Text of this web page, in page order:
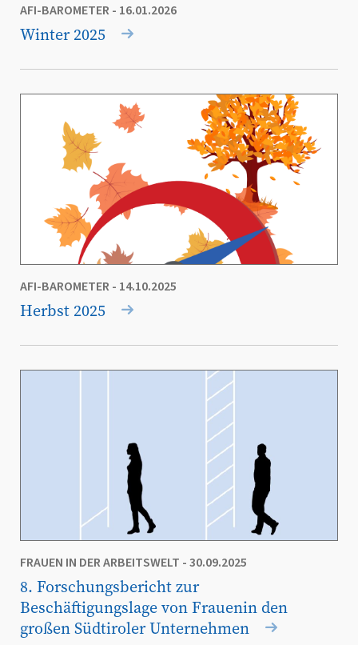
AFI-BAROMETER - 16.01.2026
Winter 2025
AFI-BAROMETER - 14.10.2025
Herbst 2025
FRAUEN IN DER ARBEITSWELT - 30.09.2025
8. Forschungsbericht zur
Beschäftigungslage von Frauenin den
großen Südtiroler Unternehmen